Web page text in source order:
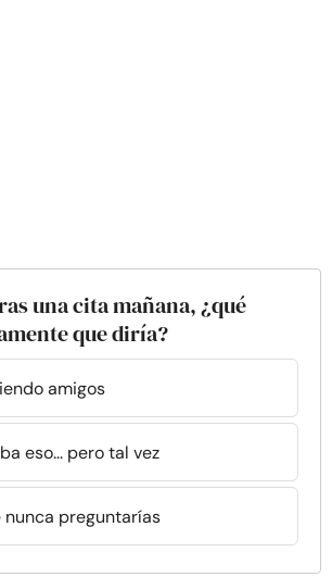
una cita mañana, ¿qué
que diría?
amigos
eso... pero tal vez
nunca preguntarías